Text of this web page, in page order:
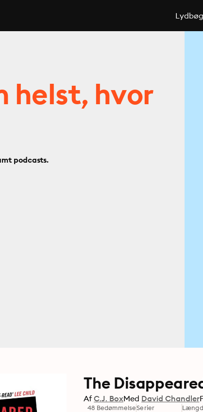
helst, hvor
podcasts.
The
Af C.J. BoxMed David Chandler
48 BedømmelseSerier